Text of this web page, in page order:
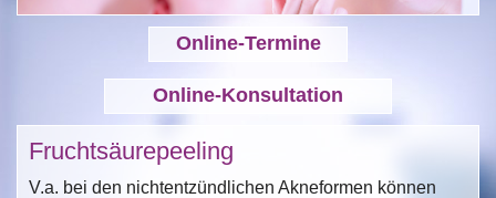
Online-Termine
Online-Konsultation
Fruchtsäurepeeling
V.a. bei den nichtentzündlichen Akneformen können